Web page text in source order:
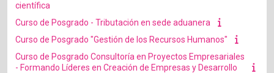
científica
Curso de Posgrado - Tributación en sede aduanera
Curso de Posgrado "Gestión de los Recursos Humanos"
Curso de Posgrado Consultoría en Proyectos Empresariales
- Formando Líderes en Creación de Empresas y Desarrollo